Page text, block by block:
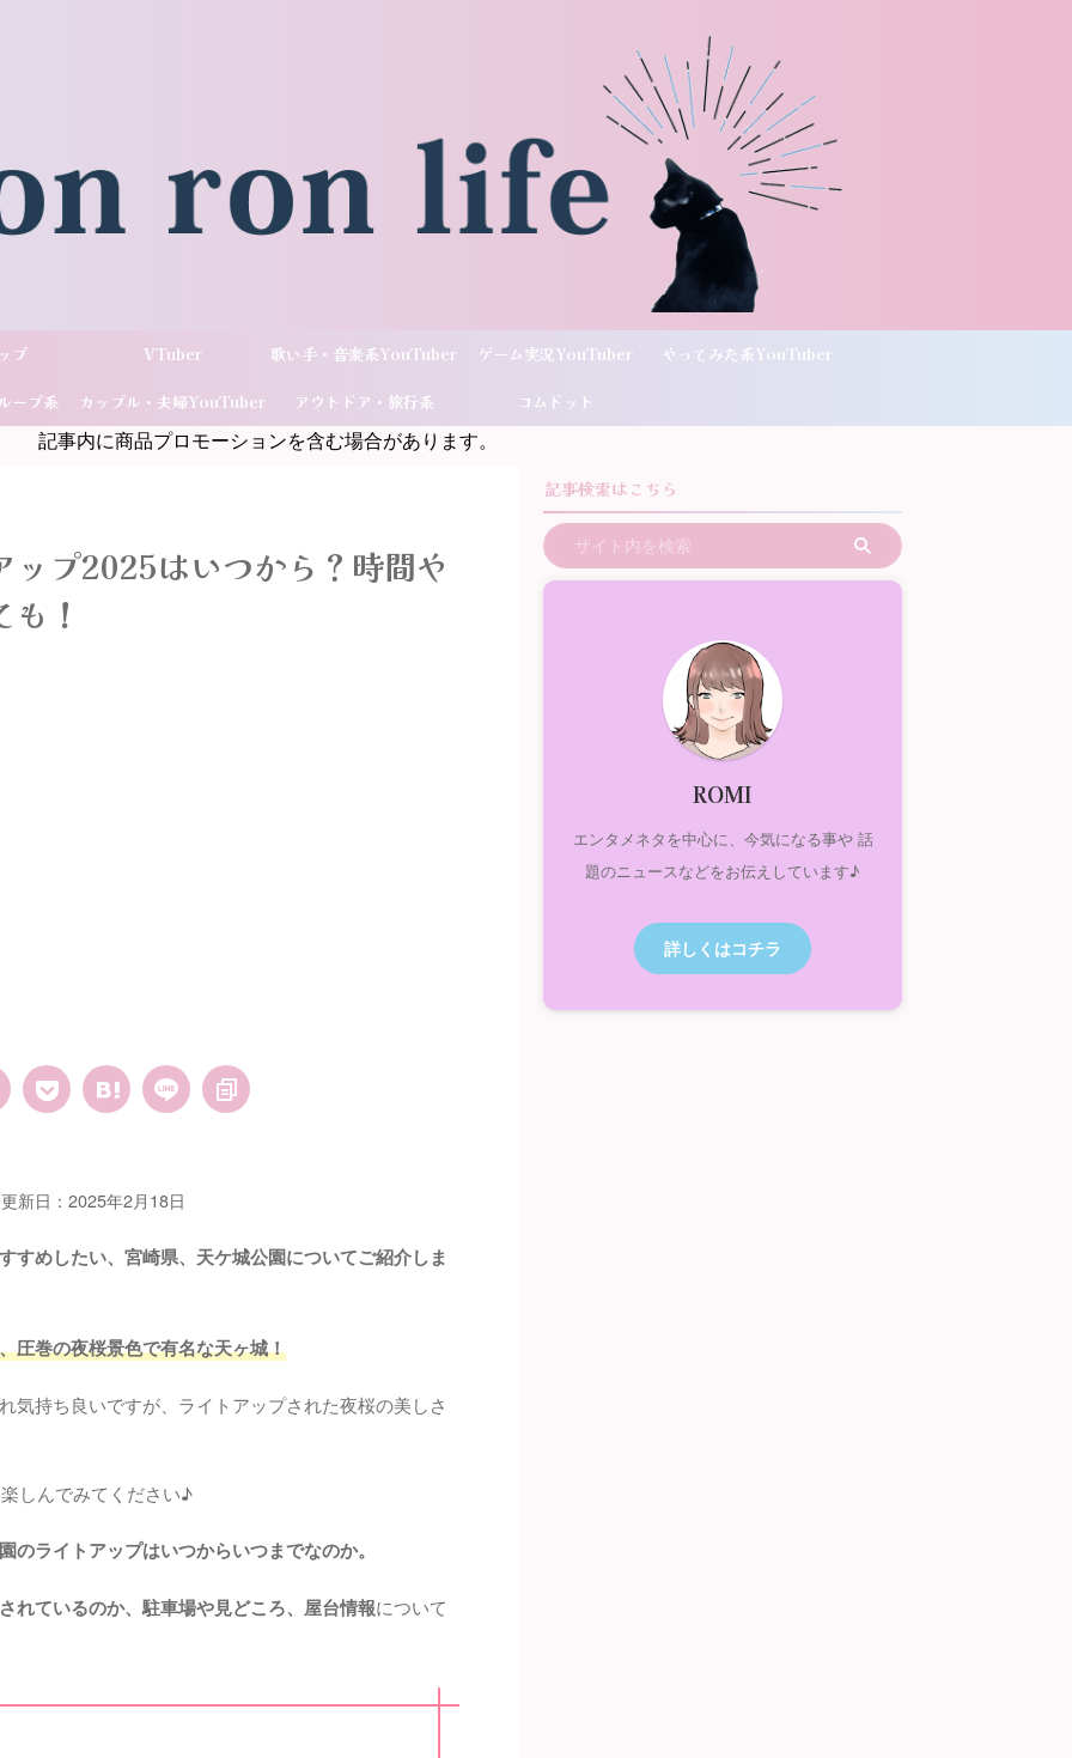
プ VTuber 歌い手・音楽系YouTuber ゲーム実況YouTuber やってみた系YouTuber
ープ系 カップル・夫婦YouTuber アウトドア・旅行系
YouTuber
コムドット
記事内に商品プロモーションを含む場合があります。
ップ2025はいつから？時間や
！
新日：2025年2月18日
すめしたい、宮崎県、天ケ城公園についてご紹介しま
圧巻の夜桜景色で有名な天ヶ城！
気持ち良いですが、ライトアップされた夜桜の美しさ
しんでみてください♪
のライトアップはいつからいつまでなのか。
れているのか、駐車場や見どころ、屋台情報について
記事検索はこちら
ROMI
エンタメネタを中心に、今気になる事や 話
題のニュースなどをお伝えしています♪
詳しくはコチラ